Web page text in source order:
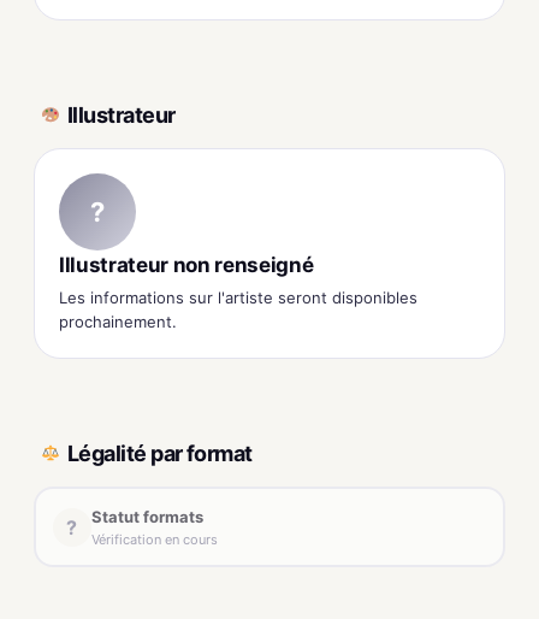
Illustrateur
?
Illustrateur non renseigné
Les informations sur l'artiste seront disponibles
prochainement.
Légalité par format
? Statut formats
Vérification en cours